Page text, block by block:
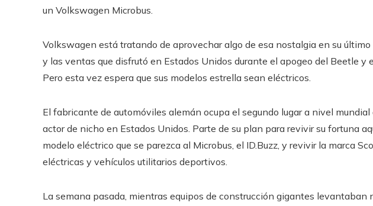
un Volkswagen Microbus.
Volkswagen está tratando de aprovechar algo de esa nostalgia en su
y las ventas que disfrutó en Estados Unidos durante el apogeo del Beetle y
Pero esta vez espera que sus modelos estrella sean eléctricos.
El fabricante de automóviles alemán ocupa el segundo lugar a nivel
actor de nicho en Estados Unidos. Parte de su plan para revivir su fortuna
modelo eléctrico que se parezca al Microbus, el ID.Buzz, y revivir la marca
eléctricas y vehículos utilitarios deportivos.
La semana pasada, mientras equipos de construcción gigantes levantaban